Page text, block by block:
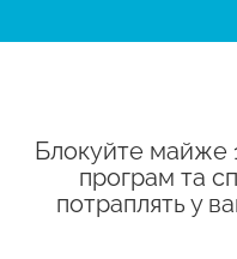
Блокуйте майже
програм та
потраплять у